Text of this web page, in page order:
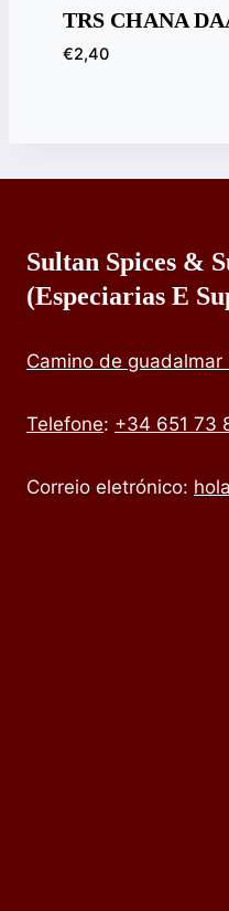
TRS CHANA
€2,40
Sultan Spices &
(especiarias E
Camino de
Telefone: +34 651 73
Correio eletrónico: